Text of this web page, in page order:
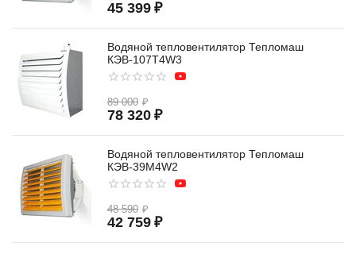
45 399 ₽
Водяной тепловентилятор Тепломаш
КЭВ-107T4W3
89 000 ₽
78 320 ₽
Водяной тепловентилятор Тепломаш
КЭВ-39M4W2
48 590 ₽
42 759 ₽